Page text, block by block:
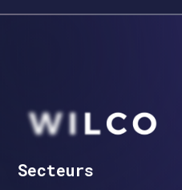
Secteurs